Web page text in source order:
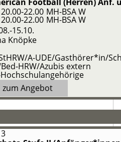
20.00-22.00 MH-BSA W
20.00-22.00 MH-BSA W
15.10.
Knöpke
A-UDE/Gasthörer*in/
HRW/Azubis extern
zum Angebot